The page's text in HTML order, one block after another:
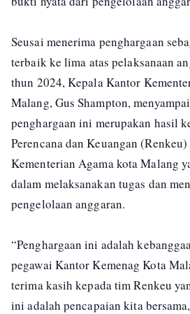
Seusai menerima penghargaan
terbaik ke lima atas pelaksanaan
thun 2024, Kepala Kantor
Malang, Gus Shampton,
penghargaan ini merupakan hasil
Perencana dan Keuangan
Kementerian Agama kota Malang
dalam melaksanakan tugas dan
pengelolaan anggaran.
“Penghargaan ini adalah
pegawai Kantor Kemenag Kota
terima kasih kepada tim Renkeu
ini adalah pencapaian kita